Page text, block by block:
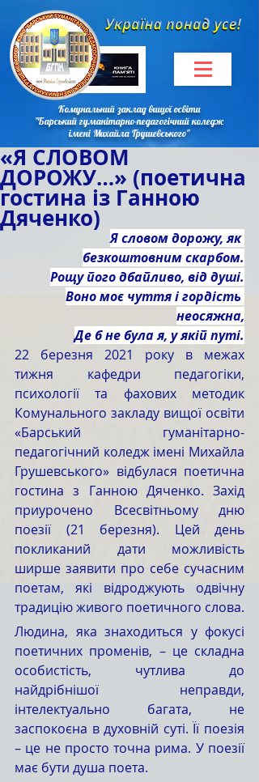
Комунальний заклад вищої освіти
"Барський гуманітарно-педагогічний коледж
імені Михайла Грушевського"
«Я СЛОВОМ
ДОРОЖУ…» (поетична
гостина із Ганною
Дяченко)
Я словом дорожу, як
безкоштовним скарбом.
Рощу його дбайливо, від душі.
Воно моє чуття і гордість
неосяжна,
Де б не була я, у якій путі.
22 березня 2021 року в межах
тижня кафедри педагогіки,
психології та фахових методик
Комунального закладу вищої освіти
«Барський гуманітарно-
педагогічний коледж імені Михайла
Грушевського» відбулася поетична
гостина з Ганною Дяченко. Захід
приурочено Всесвітньому дню
поезії (21 березня). Цей день
покликаний дати можливість
ширше заявити про себе сучасним
поетам, які відроджують одвічну
традицію живого поетичного слова.
Людина, яка знаходиться у фокусі
поетичних променів, – це складна
особистість, чутлива до
найдрібнішої неправди,
інтелектуально багата, не
заспокоєна в духовній суті. Її поезія
– це не просто точна рима. У поезії
має бути душа поета.